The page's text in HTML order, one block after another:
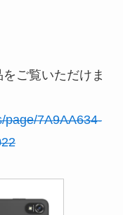
ご覧いただけま
page/7A9AA634-